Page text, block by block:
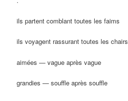
ils partent comblant toutes les faims
ils voyagent rassurant toutes les chairs
aimées — vague après vague
grandies — souffle après souffle